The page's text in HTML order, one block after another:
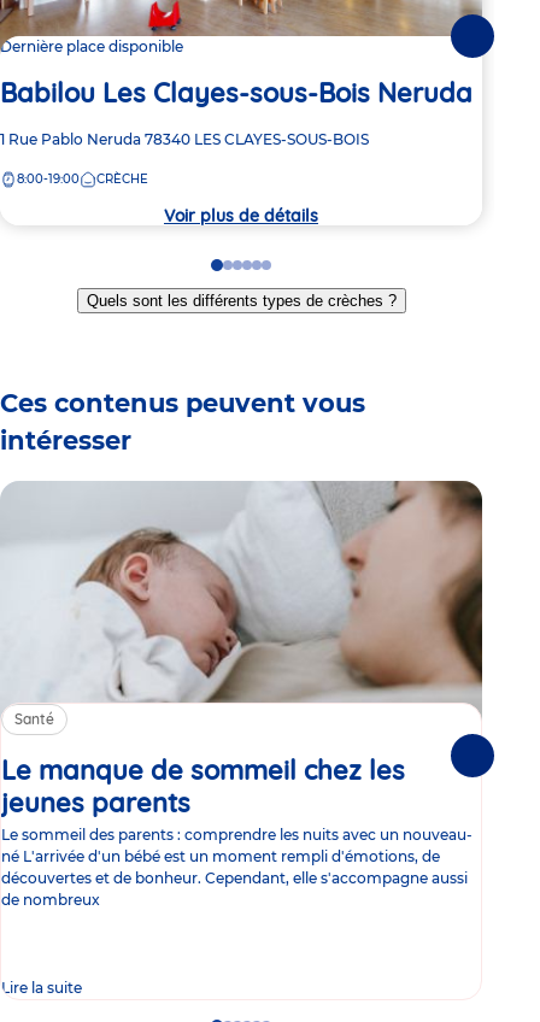
Dernière place disponible
Babilou Les Clayes-sous-Bois Neruda
Adresse
la
1 Rue Pablo Neruda 78340 LES CLAYES-SOUS-BOIS
8:00-19:00 CRÈCHE
Voir plus de détails
Go
to
slide
Go
to
slide
Go
to
slide
Go
to
slide
Go
to
slide
Go
to
slide
Quels sont les différents types de crèches ?
Ces contenus peuvent vous
intéresser
Santé
Le manque de sommeil chez les
jeunes parents
Le sommeil des parents : comprendre les nuits avec un nouveau-
né L'arrivée d'un bébé est un moment rempli d'émotions, de
découvertes et de bonheur. Cependant, elle s'accompagne aussi
de nombreux
Lire la suite